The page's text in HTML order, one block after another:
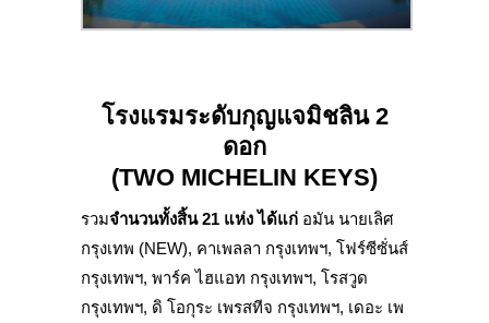
โรงแรมระดับกุญแจมิชลิน 2
ดอก
(TWO MICHELIN KEYS)
รวมจำนวนทั้งสิ้น 21 แห่ง ได้แก่ อมัน นายเลิศ
กรุงเทพ (NEW), คาเพลลา กรุงเทพฯ, โฟร์ซีซั่นส์
กรุงเทพฯ, พาร์ค ไฮแอท กรุงเทพฯ, โรสวูด
กรุงเทพฯ, ดิ โอกุระ เพรสทีจ กรุงเทพฯ, เดอะ เพ